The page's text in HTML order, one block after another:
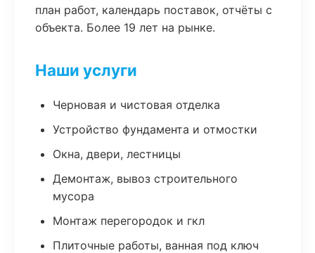
план работ, календарь поставок, отчёты с
объекта. Более 19 лет на рынке.
Наши услуги
Черновая и чистовая отделка
Устройство фундамента и отмостки
Окна, двери, лестницы
Демонтаж, вывоз строительного
мусора
Монтаж перегородок и гкл
Плиточные работы, ванная под ключ